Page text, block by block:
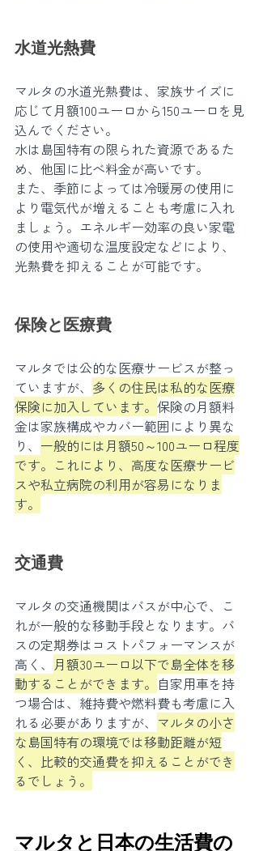
水道光熱費
マルタの水道光熱費は、家族サイズに
応じて月額100ユーロから150ユーロを見
込んでください。
水は島国特有の限られた資源であるた
め、他国に比べ料金が高いです。
また、季節によっては冷暖房の使用に
より電気代が増えることも考慮に入れ
ましょう。エネルギー効率の良い家電
の使用や適切な温度設定などにより、
光熱費を抑えることが可能です。
保険と医療費
マルタでは公的な医療サービスが整っ
ていますが、 多くの住民は私的な医療
保険に加入しています。 保険の月額料
金は家族構成やカバー範囲により異な
り、 一般的には月額50～100ユーロ程度
です。これにより、高度な医療サービ
スや私立病院の利用が容易になりま
す。
交通費
マルタの交通機関はバスが中心で、こ
れが一般的な移動手段となります。バ
スの定期券はコストパフォーマンスが
高く、 月額30ユーロ以下で島全体を移
動することができます。 自家用車を持
つ場合は、維持費や燃料費も考慮に入
れる必要がありますが、 マルタの小さ
な島国特有の環境では移動距離が短
く、比較的交通費を抑えることができ
るでしょう。
マルタと日本の生活費の